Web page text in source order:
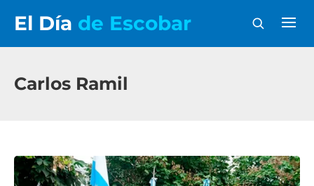
El Día de Escobar
Carlos Ramil